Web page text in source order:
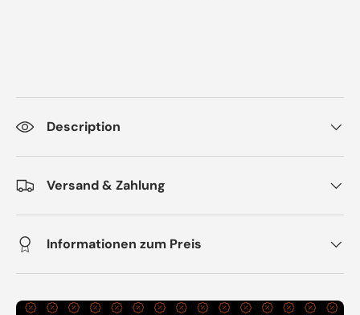
Description
Versand & Zahlung
Informationen zum Preis